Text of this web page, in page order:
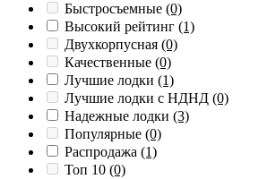
Быстросъемные (0)
Высокий рейтинг (1)
Двухкорпусная (0)
Качественные (0)
Лучшие лодки (1)
Лучшие лодки с НДНД (0)
Надежные лодки (3)
Популярные (0)
Распродажа (1)
Топ 10 (0)